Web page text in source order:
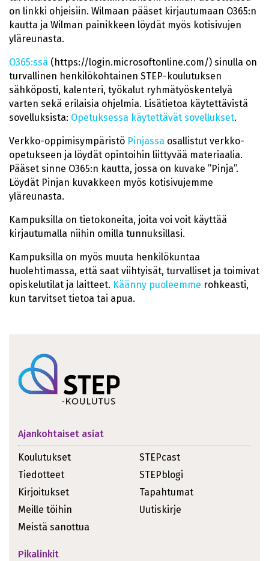
on linkki ohjeisiin. Wilmaan pääset kirjautumaan O365:n
kautta ja Wilman painikkeen löydät myös kotisivujen
yläreunasta.
O365:ssä (https://login.microsoftonline.com/) sinulla on
turvallinen henkilökohtainen STEP-koulutuksen
sähköposti, kalenteri, työkalut ryhmätyöskentelyä
varten sekä erilaisia ohjelmia. Lisätietoa käytettävistä
sovelluksista: Opetuksessa käytettävät sovellukset.
Verkko-oppimisympäristö Pinjassa osallistut verkko-
opetukseen ja löydät opintoihin liittyvää materiaalia.
Pääset sinne O365:n kautta, jossa on kuvake ”Pinja”.
Löydät Pinjan kuvakkeen myös kotisivujemme
yläreunasta.
Kampuksilla on tietokoneita, joita voi voit käyttää
kirjautumalla niihin omilla tunnuksillasi.
Kampuksilla on myös muuta henkilökuntaa
huolehtimassa, että saat viihtyisät, turvalliset ja toimivat
opiskelutilat ja laitteet. Käänny puoleemme rohkeasti,
kun tarvitset tietoa tai apua.
Ajankohtaiset asiat
Koulutukset
Tiedotteet
Kirjoitukset
Meille töihin
Meistä sanottua
STEPcast
STEPblogi
Tapahtumat
Uutiskirje
Pikalinkit